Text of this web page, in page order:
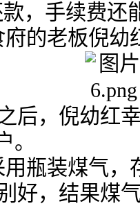
，手续费
府的老板倪幼
，倪幼红幸
。
装煤气，
好，结果煤